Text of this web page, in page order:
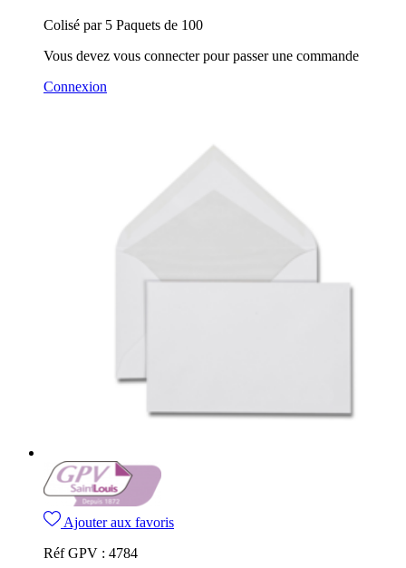
Colisé par 5 Paquets de 100
Vous devez vous connecter pour passer une commande
Connexion
Ajouter aux favoris
Réf GPV : 4784